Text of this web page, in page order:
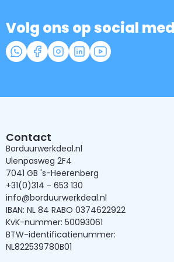
Volg ons op social
Contact
Borduurwerkdeal.nl
Ulenpasweg 2F4
7041 GB 's-Heerenberg
+31(0)314 - 653 130
info@borduurwerkdeal.nl
IBAN: NL 84 RABO 0374622922
KvK-nummer: 50093061
BTW-identificatienummer:
NL822539780B01